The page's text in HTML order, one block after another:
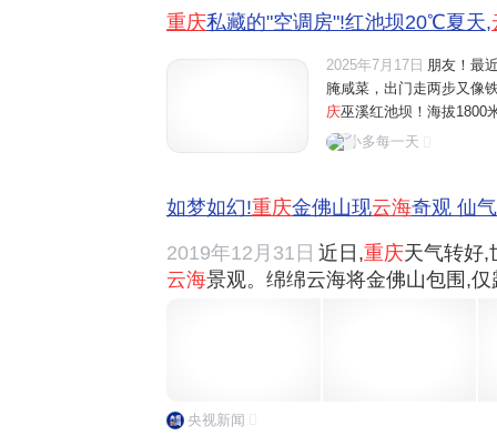
重庆私藏的"空调房"!红池坝20℃夏天,
2025年7月17日 朋友！最
腌咸菜，出门走两步又像
庆巫溪红池坝！海拔1800
棉被，妥妥的天然大空调
小多每一天
如梦如幻!重庆金佛山现云海奇观 仙
2019年12月31日 近日,重庆天气转好,
云海景观。绵绵云海将金佛山包围,仅
央视新闻